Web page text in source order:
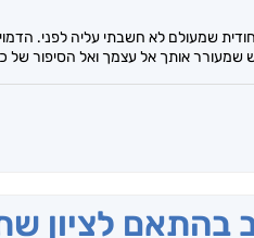
שמעולם לא חשבתי עליה לפני.
שמעורר אותך אל עצמך ואל הסיפור של
בהתאם לציון